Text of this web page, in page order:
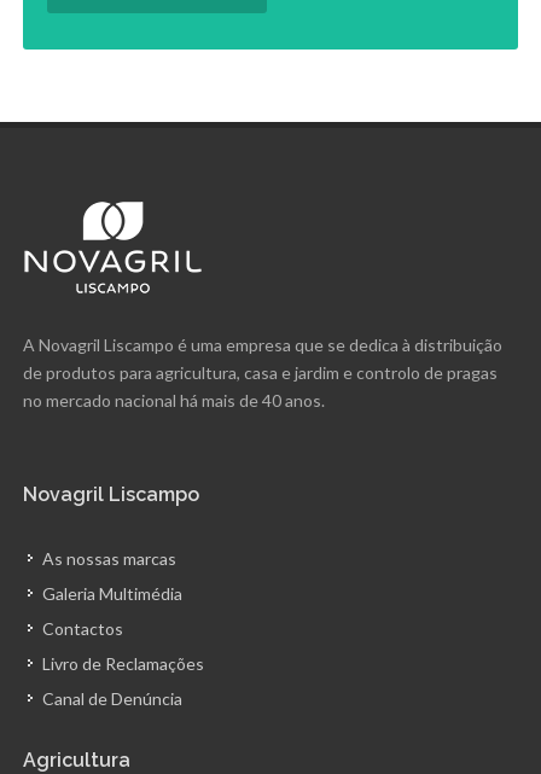
A Novagril Liscampo é uma empresa que se dedica à distribuição
de produtos para agricultura, casa e jardim e controlo de pragas
no mercado nacional há mais de 40 anos.
Novagril Liscampo
As nossas marcas
Galeria Multimédia
Contactos
Livro de Reclamações
Canal de Denúncia
Agricultura